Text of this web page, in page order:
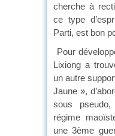
cherche à
ce type
Parti, est bon
Pour
Lixiong a
un autre
Jaune »,
sous
régime
une 3ème